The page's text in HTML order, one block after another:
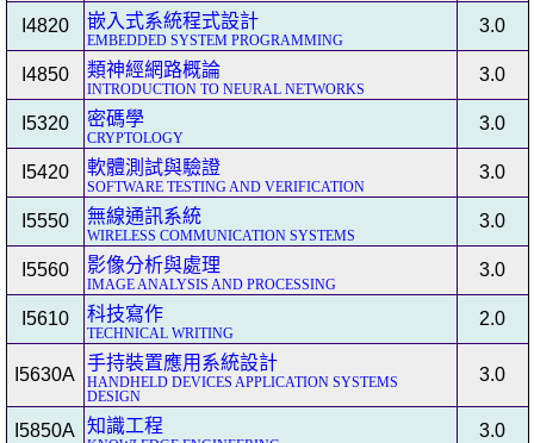
I4820 嵌入式系統程式設計
EMBEDDED SYSTEM PROGRAMMING
3.0
I4850 類神經網路概論
INTRODUCTION TO NEURAL NETWORKS
3.0
I5320 密碼學
CRYPTOLOGY
3.0
I5420 軟體測試與驗證
SOFTWARE TESTING AND VERIFICATION
3.0
I5550 無線通訊系統
WIRELESS COMMUNICATION SYSTEMS
3.0
I5560 影像分析與處理
IMAGE ANALYSIS AND PROCESSING
3.0
I5610 科技寫作
TECHNICAL WRITING
2.0
I5630A
手持裝置應用系統設計
HANDHELD DEVICES APPLICATION SYSTEMS
DESIGN
3.0
I5850A 知識工程 3.0